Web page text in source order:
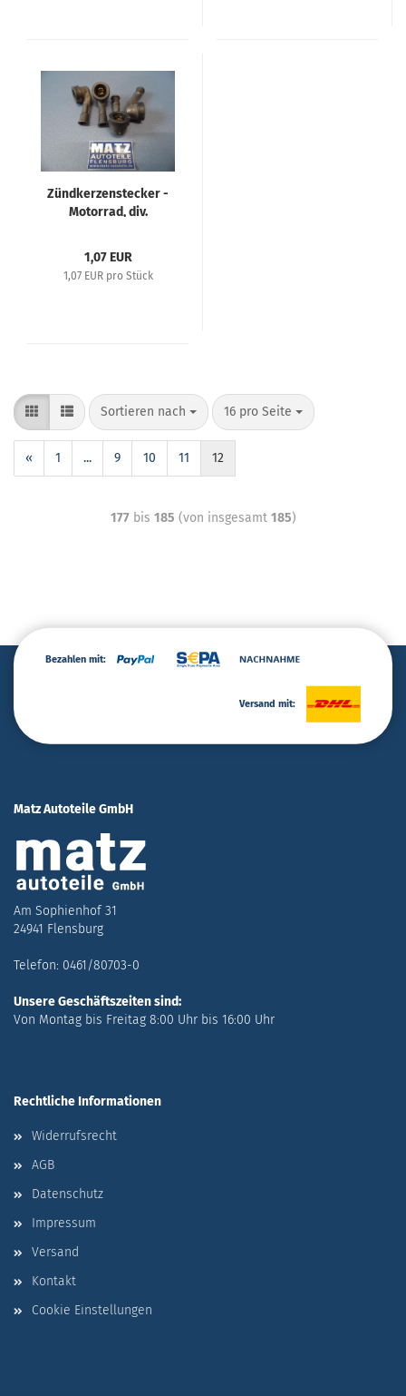
Zündkerzenstecker -
Motorrad, div.
1,07 EUR
1,07 EUR pro Stück
Sortieren nach 16 pro Seite
« 1 ... 9 10 11 12
177bis 185 (von insgesamt 185)
Bezahlen mit:
Versand mit:
Matz Autoteile GmbH
Am Sophienhof 31
24941 Flensburg
Telefon: 0461/80703-0
Unsere Geschäftszeiten sind:
Von Montag bis Freitag 8:00 Uhr bis 16:00 Uhr
Rechtliche Informationen
Widerrufsrecht
AGB
Datenschutz
Impressum
Versand
Kontakt
Cookie Einstellungen